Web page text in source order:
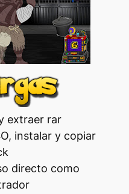
extraer rar
instalar y copiar
directo como